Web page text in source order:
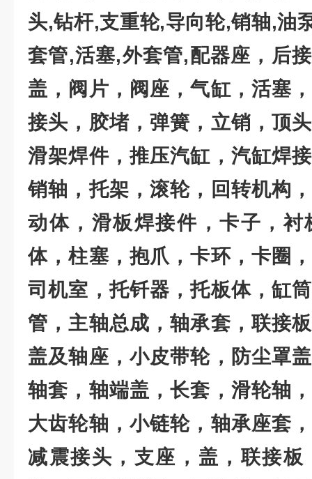
头,钻杆,支重轮,导向轮,销轴,油
套管,活塞,外套管,配器座，后
盖，阀片，阀座，气缸，活塞
接头，胶堵，弹簧，立销，顶
滑架焊件，推压汽缸，汽缸焊
销轴，托架，滚轮，回转机构
动体，滑板焊接件，卡子，衬
体，柱塞，抱爪，卡环，卡圈
司机室，托钎器，托板体，缸
管，主轴总成，轴承套，联接
盖及轴座，小皮带轮，防尘罩
轴套，轴端盖，长套，滑轮轴
大齿轮轴，小链轮，轴承座套
减震接头，支座，盖，联接板